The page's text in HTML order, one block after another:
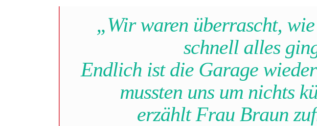
„Wir waren überrascht,
schnell alles
Endlich ist die Garage
mussten uns um nichts
erzählt Frau Braun